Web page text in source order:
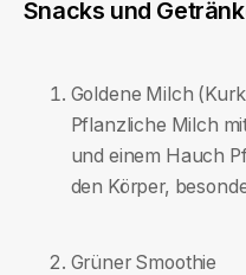
Snacks und
Goldene Milch
Pflanzliche Milch
und einem Hauch
den Körper,
Grüner Smoothie